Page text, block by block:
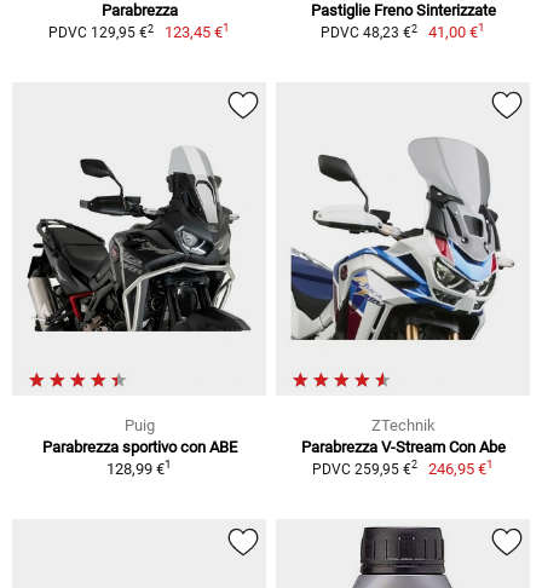
Parabrezza
PDVC 129,95 €2 123,45 €1
Pastiglie Freno Sinterizzate
PDVC 48,23 €2 41,00 €1
Puig
Parabrezza sportivo con ABE
128,99 €1
ZTechnik
Parabrezza V-Stream Con Abe
PDVC 259,95 €2 246,95 €1